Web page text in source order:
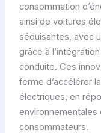
consommation
ainsi de voitures
séduisantes, avec
grâce à
conduite. Ces
ferme d’accélérer
électriques, en
consommateurs.